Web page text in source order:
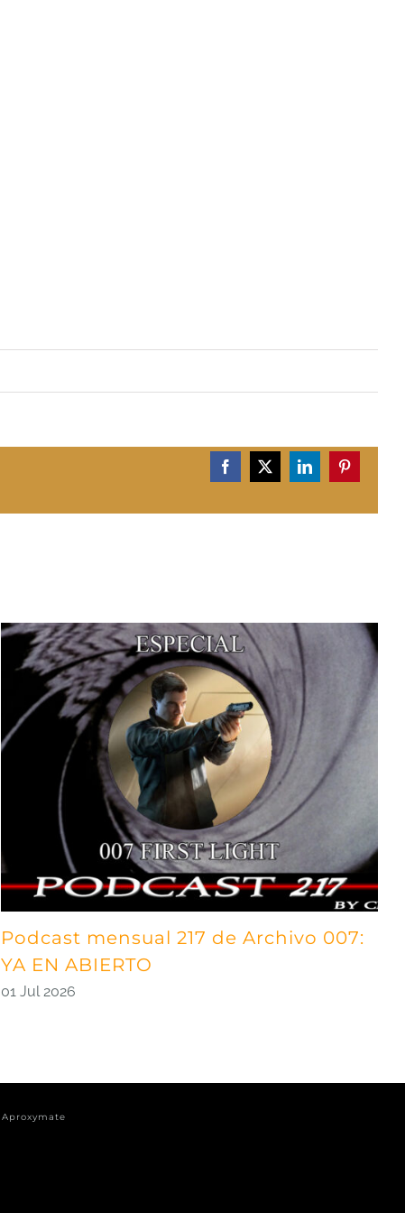
Facebook
X LinkedInPinterest
Podcast mensual 217 de Archivo 007:
YA EN ABIERTO
01 Jul 2026
Aproxymate